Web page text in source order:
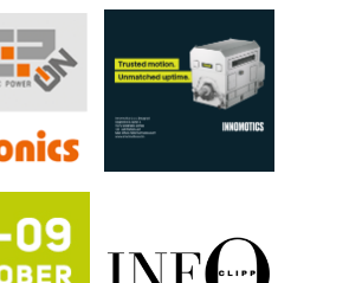
kompanije Rittal
Najbolje za vašu pametnu
upravljanje energijom
pakovanja · Display
iC7 Hybrid 1500 VDC
pretvarača sa tečnim